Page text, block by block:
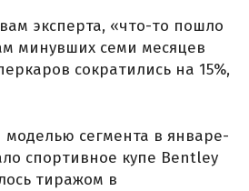
эксперта, «что-то пошло
минувших семи месяцев
сократились на 15%,
сегмента в январе-
спортивное купе Bentley
тиражом в